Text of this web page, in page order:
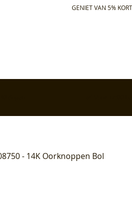
GENIET VAN 5%
- 14K Oorknoppen Bol